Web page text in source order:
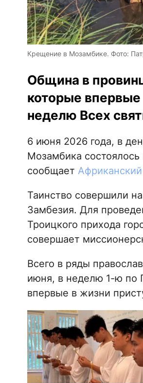
Крещение в Мозамбике. Фото:
Община в
которые
неделю Всех
6 июня 2026 года, в
Мозамбика состоялось
сообщает
Таинство совершили
Замбезия. Для
Троицкого прихода
совершает
Всего в ряды
июня, в неделю 1-ю по
впервые в жизни